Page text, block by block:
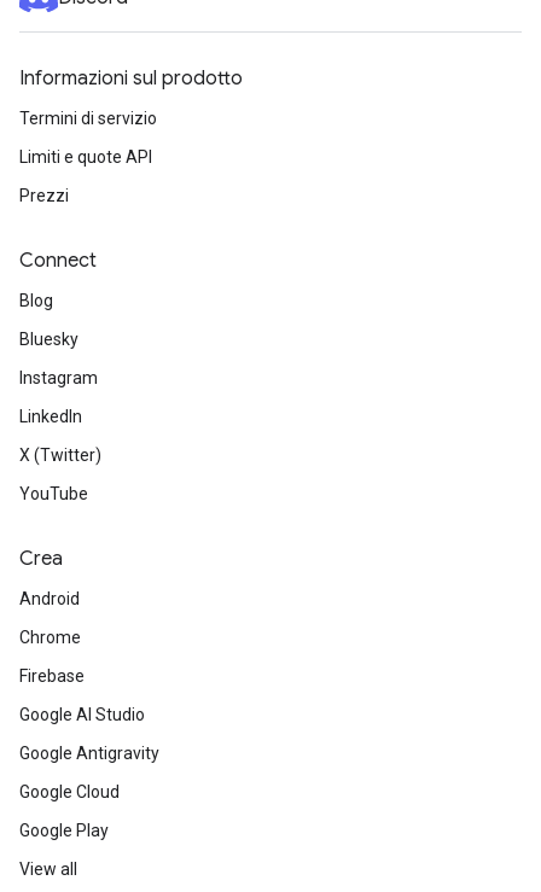
Informazioni sul prodotto
Termini di servizio
Limiti e quote API
Prezzi
Connect
Blog
Bluesky
Instagram
LinkedIn
X (Twitter)
YouTube
Crea
Android
Chrome
Firebase
Google AI Studio
Google Antigravity
Google Cloud
Google Play
View all